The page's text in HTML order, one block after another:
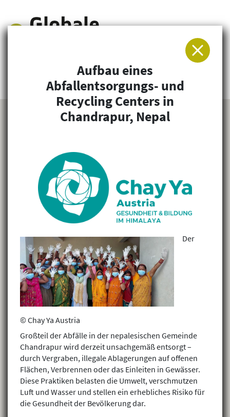
Arbeitsgemeinschaft für Entwicklung und
Humanitäre Hilfe
Aufbau eines
Abfallentsorgungs- und
Recycling Centers in
Chandrapur, Nepal
© Chay Ya Austria
Der
Großteil der Abfälle in der nepalesischen Gemeinde
Chandrapur wird derzeit unsachgemäß entsorgt –
durch Vergraben, illegale Ablagerungen auf offenen
Flächen, Verbrennen oder das Einleiten in Gewässer.
Diese Praktiken belasten die Umwelt, verschmutzen
Luft und Wasser und stellen ein erhebliches Risiko für
die Gesundheit der Bevölkerung dar.